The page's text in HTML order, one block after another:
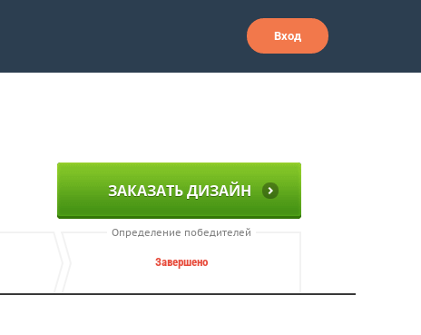
Вход
ЗАКАЗАТЬ ДИЗАЙН
Определение победителей
Завершено